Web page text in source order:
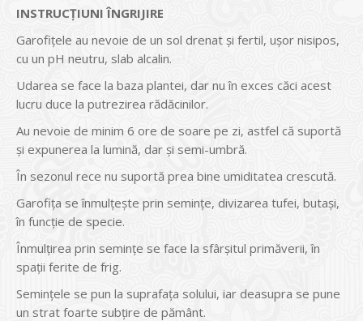
INSTRUCŢIUNI ÎNGRIJIRE
Garofițele au nevoie de un sol drenat și fertil, ușor nisipos,
cu un pH neutru, slab alcalin.
Udarea se face la baza plantei, dar nu în exces căci acest
lucru duce la putrezirea rădăcinilor.
Au nevoie de minim 6 ore de soare pe zi, astfel că suportă
și expunerea la lumină, dar și semi-umbră.
În sezonul rece nu suportă prea bine umiditatea crescută.
Garofița se înmulțește prin semințe, divizarea tufei, butași,
în funcție de specie.
Înmulțirea prin semințe se face la sfârșitul primăverii, în
spații ferite de frig.
Semințele se pun la suprafața solului, iar deasupra se pune
un strat foarte subțire de pământ.